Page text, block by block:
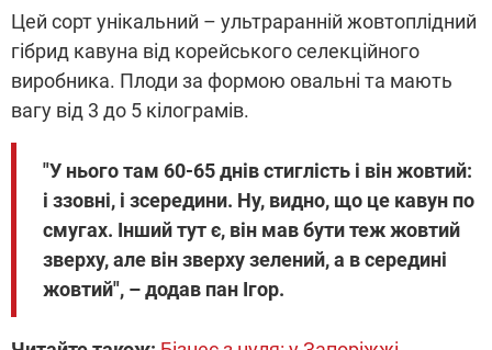
Цей сорт унікальний – ультраранній жовтоплідний
гібрид кавуна від корейського селекційного
виробника. Плоди за формою овальні та мають
вагу від 3 до 5 кілограмів.
"У нього там 60-65 днів стиглість і він жовтий:
і ззовні, і зсередини. Ну, видно, що це кавун по
смугах. Інший тут є, він мав бути теж жовтий
зверху, але він зверху зелений, а в середині
жовтий", – додав пан Ігор.